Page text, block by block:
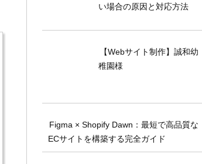
い場合の原因と対応方法
【Webサイト制作】誠和幼
稚園様
Figma × Shopify Dawn：最短で高品質な
ECサイトを構築する完全ガイド